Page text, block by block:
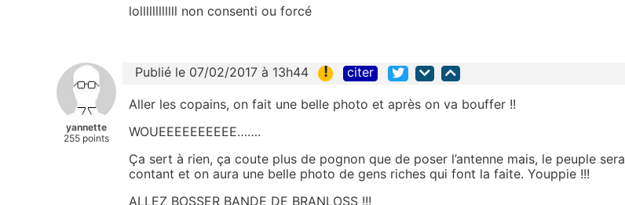
lollllllllllll non consenti ou forcé
yannette
255 points
Publié le 07/02/2017 à 13h44 ! citer
Aller les copains, on fait une belle photo et après on va bouffer !!
WOUEEEEEEEEEE…….
Ça sert à rien, ça coute plus de pognon que de poser l’antenne mais, le peuple sera
contant et on aura une belle photo de gens riches qui font la faite. Youppie !!!
ALLEZ BOSSER BANDE DE BRANLOSS !!!